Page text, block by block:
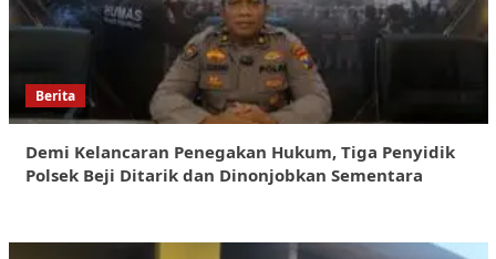
Berita
Demi Kelancaran Penegakan Hukum, Tiga Penyidik
Polsek Beji Ditarik dan Dinonjobkan Sementara